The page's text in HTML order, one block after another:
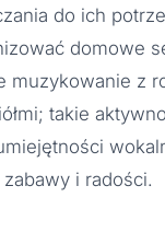
do ich
domowe
muzykowanie z
takie
i radości.